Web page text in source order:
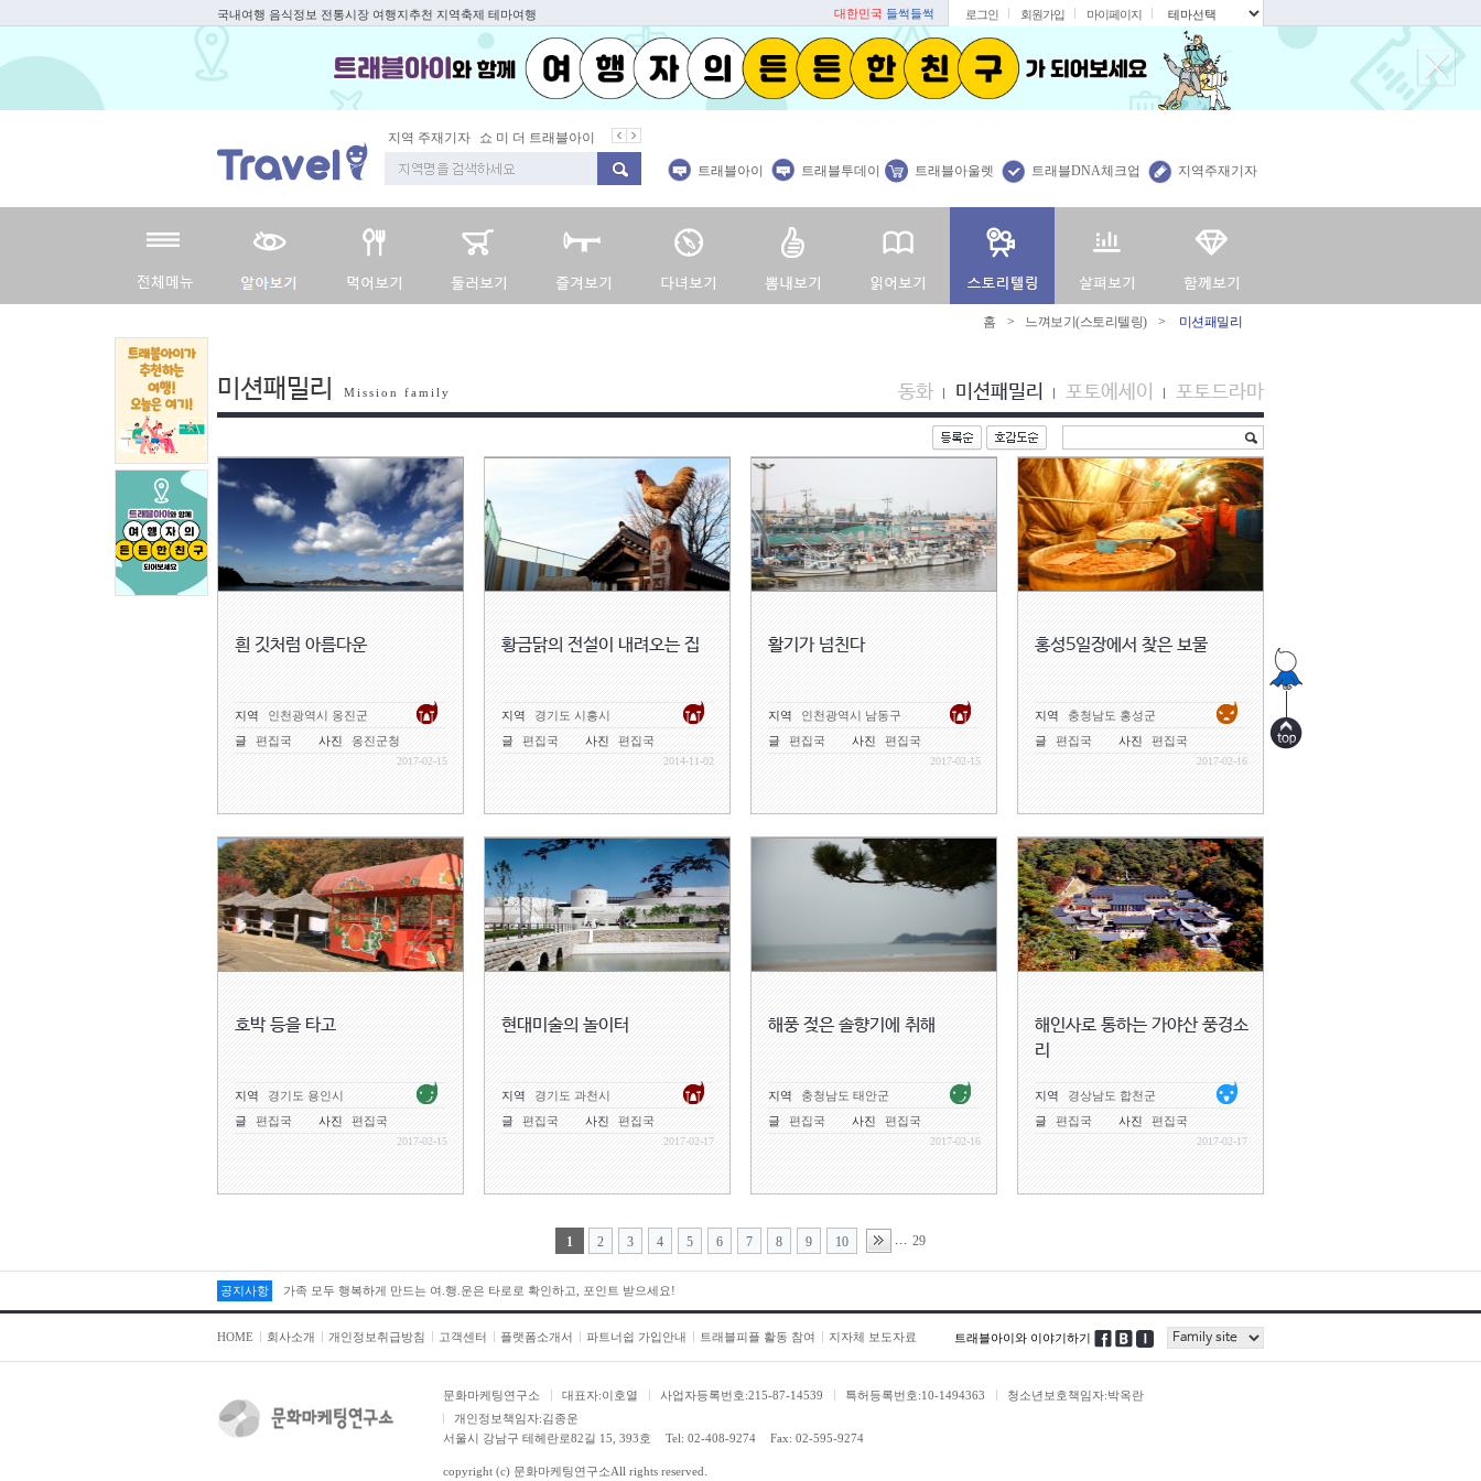
국내여행 음식정보 전통시장 여행지추천 지역축제 테마여행 대한민국 들썩들썩 로그인 회원가입 마이페이지
봄꽃
지역 주재기자 쇼 미 더 트래블아이
트래블아이 트래블투데이 트래블아울렛 트래블DNA체크업 지역주재기자
홈 > 느껴보기(스토리텔링) > 미션패밀리
미션패밀리 Mission family 동화 미션패밀리 포토에세이 포토드라마
흰 깃처럼 아름다운
지역
인천광역시 옹진군
글
편집국 사진 옹진군청
2017-02-15
황금닭의 전설이 내려오는 집
지역
경기도 시흥시
글
편집국 사진 편집국
2014-11-02
활기가 넘친다
지역
인천광역시 남동구
글
편집국 사진 편집국
2017-02-15
홍성5일장에서 찾은 보물
지역
충청남도 홍성군
글
편집국 사진 편집국
2017-02-16
호박 등을 타고
지역
경기도 용인시
글
편집국 사진 편집국
2017-02-15
현대미술의 놀이터
지역
경기도 과천시
글
편집국 사진 편집국
2017-02-17
해풍 젖은 솔향기에 취해
지역
충청남도 태안군
글
편집국 사진 편집국
2017-02-16
해인사로 통하는 가야산 풍경소
리
지역
경상남도 합천군
글
편집국 사진 편집국
2017-02-17
1 2 3 4 5 6 7 8 9 10 ... 29
공지사항 가족 모두 행복하게 만드는 여.행.운은 타로로 확인하고, 포인트 받으세요!
HOME 회사소개 개인정보취급방침 고객센터 플랫폼소개서 파트너쉽 가입안내 트래블피플 활동 참여 지자체 보도자료 트래블아이와 이야기하기
문화마케팅연구소 대표자:이호열 사업자등록번호:215-87-14539 특허등록번호:10-1494363
청소년보호책임자:박옥란
개인정보책임자:김종운
서울시 강남구 테헤란로82길 15, 393호
Tel: 02-408-9274 Fax: 02-595-9274
copyright (c) 문화마케팅연구소All rights reserved.